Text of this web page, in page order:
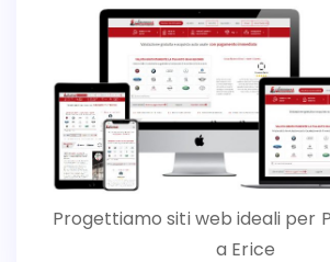
Progettiamo siti web ideali per
a Erice